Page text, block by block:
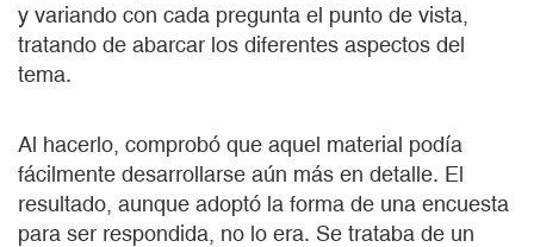
y variando con cada pregunta el punto de vista,
tratando de abarcar los diferentes aspectos del
tema.
Al hacerlo, comprobó que aquel material podía
fácilmente desarrollarse aún más en detalle. El
resultado, aunque adoptó la forma de una encuesta
para ser respondida, no lo era. Se trataba de un